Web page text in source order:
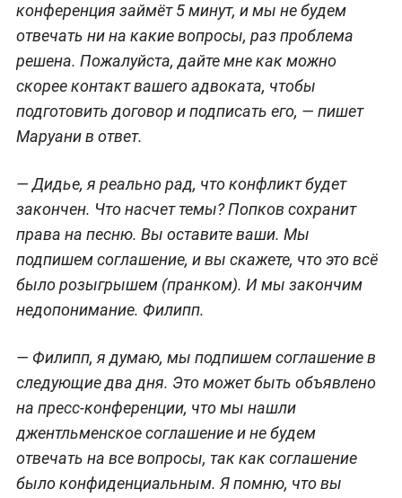
конференция займёт 5 минут, и мы не будем
отвечать ни на какие вопросы, раз проблема
решена. Пожалуйста, дайте мне как можно
скорее контакт вашего адвоката, чтобы
подготовить договор и подписать его, — пишет
Маруани в ответ.
— Дидье, я реально рад, что конфликт будет
закончен. Что насчет темы? Попков сохранит
права на песню. Вы оставите ваши. Мы
подпишем соглашение, и вы скажете, что это всё
было розыгрышем (пранком). И мы закончим
недопонимание. Филипп.
— Филипп, я думаю, мы подпишем соглашение в
следующие два дня. Это может быть объявлено
на пресс-конференции, что мы нашли
джентльменское соглашение и не будем
отвечать на все вопросы, так как соглашение
было конфиденциальным. Я помню, что вы